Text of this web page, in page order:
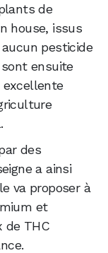
de
house, issus
pesticide
ensuite
excellente
des
a ainsi
va proposer à
et
de THC